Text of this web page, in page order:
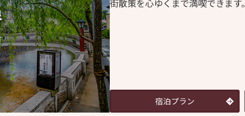
街散策を心ゆくまで満喫できます。
宿泊プラン